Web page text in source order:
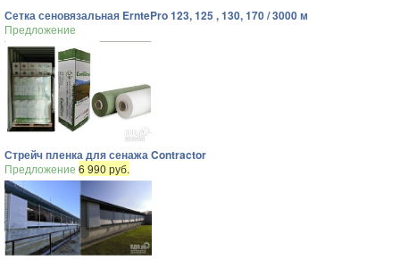
Сетка сеновязальная ErntePro 123, 125 , 130, 170 / 3000 м
Предложение
Стрейч пленка для сенажа Contractor
Предложение 6 990 руб.